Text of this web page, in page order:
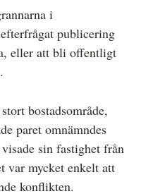
i
publicering
eller att bli offentligt
bostadsområde,
paret omnämndes
sin fastighet från
var mycket enkelt att
konflikten.